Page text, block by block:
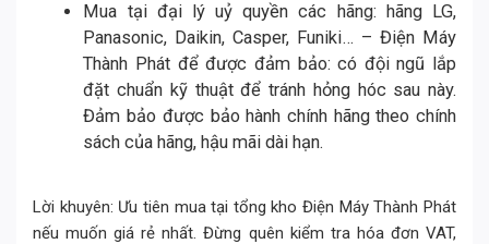
Mua tại đại lý uỷ quyền các hãng: hãng LG,
Panasonic, Daikin, Casper, Funiki… – Điện Máy
Thành Phát để được đảm bảo: có đội ngũ lắp
đặt chuẩn kỹ thuật để tránh hỏng hóc sau này.
Đảm bảo được bảo hành chính hãng theo chính
sách của hãng, hậu mãi dài hạn.
Lời khuyên: Ưu tiên mua tại tổng kho Điện Máy Thành Phát
nếu muốn giá rẻ nhất. Đừng quên kiểm tra hóa đơn VAT,